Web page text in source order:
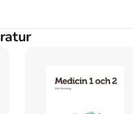
målarbok för
Frances,
En avkopplande